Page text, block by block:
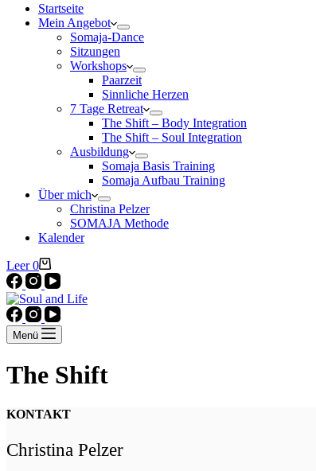
Startseite
Mein Angebot
Somaja-Dance
Sitzungen
Workshops
Paarzeit
Sinnliche Herzen
7 Tage Retreat
The Shift – Body Integration
The Shift – Soul Integration
Ausbildung
Somaja Basis Training
Somaja Aufbau Training
Über mich
Christina Pelzer
SOMAJA Methode
Kalender
Warenkorb
Leer 0
Menü
The Shift
KONTAKT
Christina Pelzer